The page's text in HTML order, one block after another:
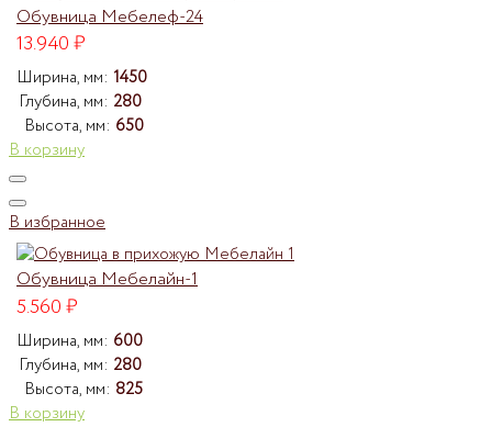
Обувница Мебелеф-24
13.940₽
Ширина, мм: 1450
Глубина, мм: 280
Высота, мм: 650
В корзину
В избранное
Обувница Мебелайн-1
5.560₽
Ширина, мм: 600
Глубина, мм: 280
Высота, мм: 825
В корзину